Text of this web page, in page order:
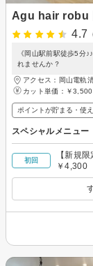
Agu hair robu
4.7
《岡山駅前駅徒歩5分
れませんか？
アクセス：岡山電軌
カット単価： ￥3,500
ポイントが貯まる・使
スペシャルメニュー
初回
【新規
￥4,300